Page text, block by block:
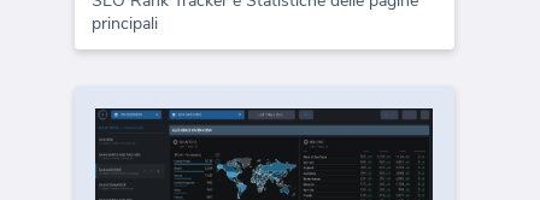
principali